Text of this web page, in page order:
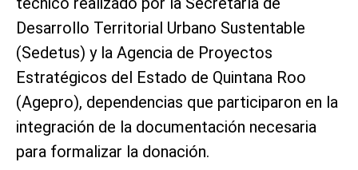
Desarrollo Territorial Urbano Sustentable
(Sedetus) y la Agencia de Proyectos
Estratégicos del Estado de Quintana Roo
(Agepro), dependencias que participaron en la
integración de la documentación necesaria
para formalizar la donación.